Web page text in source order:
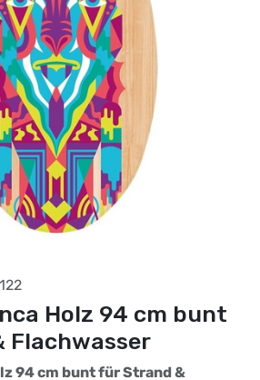
Holz 94 cm bunt
Flachwasser
94 cm bunt für Strand &